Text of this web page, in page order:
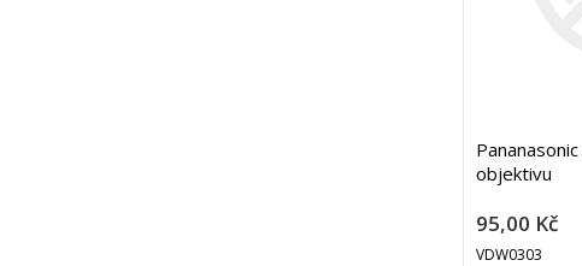
objektivu
95,00 Kč
VDW0303